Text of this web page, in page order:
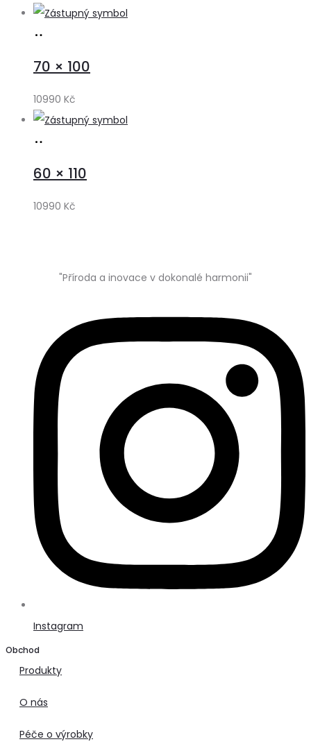
košíku
70 × 100
10990 Kč
košíku
60 × 110
10990 Kč
"Příroda a inovace v dokonalé harmonii"
Instagram
Obchod
Produkty
O nás
Péče o výrobky